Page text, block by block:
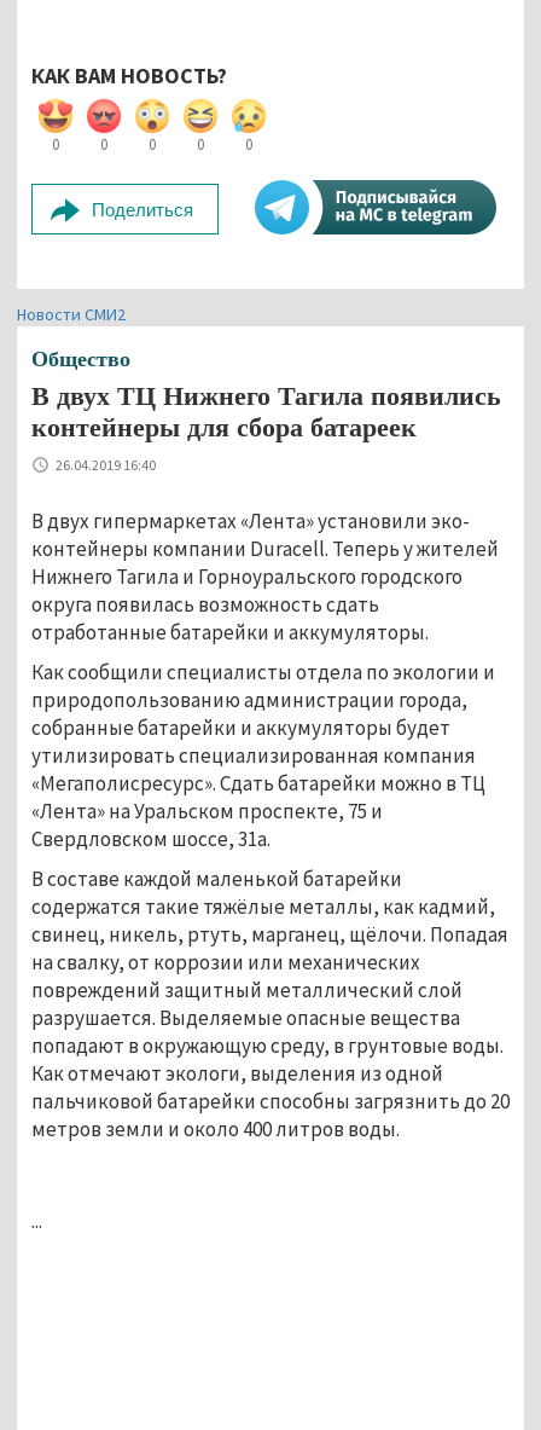
КАК ВАМ НОВОСТЬ?
0 0 0 0 0
Поделиться
Новости СМИ2
Общество
В двух ТЦ Нижнего Тагила появились
контейнеры для сбора батареек
26.04.2019 16:40
В двух гипермаркетах «Лента» установили эко-
контейнеры компании Duraсell. Теперь у жителей
Нижнего Тагила и Горноуральского городского
округа появилась возможность сдать
отработанные батарейки и аккумуляторы.
Как сообщили специалисты отдела по экологии и
природопользованию администрации города,
собранные батарейки и аккумуляторы будет
утилизировать специализированная компания
«Мегаполисресурс». Сдать батарейки можно в ТЦ
«Лента» на Уральском проспекте, 75 и
Свердловском шоссе, 31а.
В составе каждой маленькой батарейки
содержатся такие тяжёлые металлы, как кадмий,
свинец, никель, ртуть, марганец, щёлочи. Попадая
на свалку, от коррозии или механических
повреждений защитный металлический слой
разрушается. Выделяемые опасные вещества
попадают в окружающую среду, в грунтовые воды.
Как отмечают экологи, выделения из одной
пальчиковой батарейки способны загрязнить до 20
метров земли и около 400 литров воды.
...